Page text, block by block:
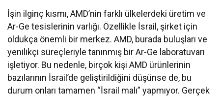
İşin ilginç kısmı, AMD’nin farklı ülkelerdeki üretim ve
Ar-Ge tesislerinin varlığı. Özellikle İsrail, şirket için
oldukça önemli bir merkez. AMD, burada buluşları ve
yenilikçi süreçleriyle tanınmış bir Ar-Ge laboratuvarı
işletiyor. Bu nedenle, birçok kişi AMD ürünlerinin
bazılarının İsrail’de geliştirildiğini düşünse de, bu
durum onları tamamen “İsrail malı” yapmıyor. Gerçek